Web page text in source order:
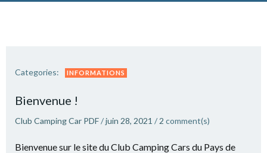
Categories: INFORMATIONS
Bienvenue !
Club Camping Car PDF/juin 28, 2021 / 2 comment(s)
Bienvenue sur le site du Club Camping Cars du Pays de